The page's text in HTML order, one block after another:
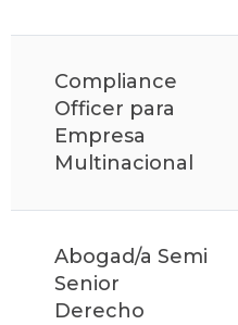
Compliance
Officer para
Empresa
Multinacional
Abogad/a Semi
Senior
Derecho